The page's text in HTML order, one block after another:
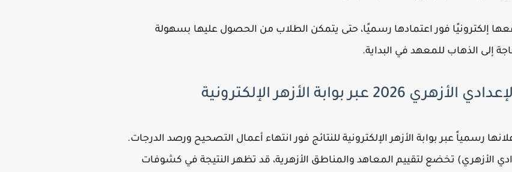
إلكترونيًا فور اعتمادها رسميًا، حتى يتمكن الطلاب من الحصول عليها بسهولة
إلى الذهاب للمعهد في البداية.
بوابة الأزهر الإلكترونية
رسمياً عبر بوابة الأزهر الإلكترونية للنتائج فور انتهاء أعمال التصحيح ورصد الدرجات.
الأزهري) تخضع لتقييم المعاهد والمناطق الأزهرية، قد تظهر النتيجة في كشوفات